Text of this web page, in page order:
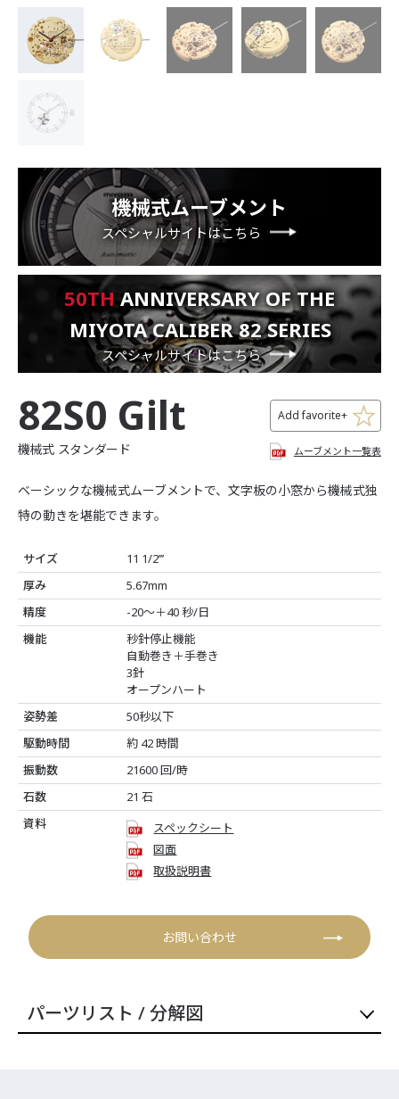
機械式ムーブメント
スペシャルサイトはこちら
50THANNIVERSARY OF THE
MIYOTA CALIBER 82 SERIES
スペシャルサイトはこちら
82S0 Gilt
機械式 スタンダード
Add favorite+
ムーブメント一覧表
ベーシックな機械式ムーブメントで、文字板の小窓から機械式独
特の動きを堪能できます。
サイズ
11 1/2’’’
厚み
5.67mm
精度
-20～＋40 秒/日
機能
秒針停止機能
自動巻き＋手巻き
3針
オープンハート
姿勢差
50秒以下
駆動時間
約 42 時間
振動数
21600 回/時
石数
21 石
資料
スペックシート
図面
取扱説明書
お問い合わせ
パーツリスト / 分解図